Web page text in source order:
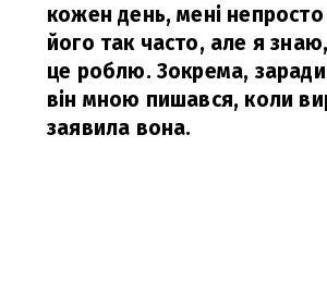
кожен день, мені
його так часто, але я
це роблю. Зокрема,
він мною пишався, коли
заявила вона.